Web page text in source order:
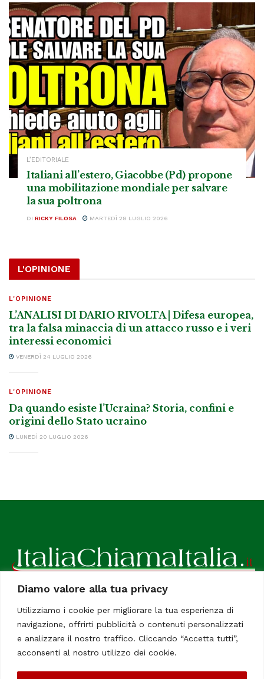
Diamo valore alla tua privacy
Utilizziamo i cookie per migliorare la tua esperienza di
navigazione, offrirti pubblicità o contenuti personalizzati
e analizzare il nostro traffico. Cliccando “Accetta tutti”,
acconsenti al nostro utilizzo dei cookie.
L’EDITORIALE
Italiani all’estero, Giacobbe (Pd) propone
una mobilitazione mondiale per salvare
la sua poltrona
DI RICKY FILOSA MARTEDÌ 28 LUGLIO 2026
L'OPINIONE
L'OPINIONE
L’ANALISI DI DARIO RIVOLTA | Difesa europea,
tra la falsa minaccia di un attacco russo e i veri
interessi economici
VENERDÌ 24 LUGLIO 2026
L'OPINIONE
Da quando esiste l’Ucraina? Storia, confini e
origini dello Stato ucraino
LUNEDÌ 20 LUGLIO 2026
ItaliaChiamaItalia, il TUO quotidiano online preferito.
Dedicato in particolare a tutti gli italiani residenti all'estero.
Tutti i diritti sono riservati. Quotidiano online indipendente